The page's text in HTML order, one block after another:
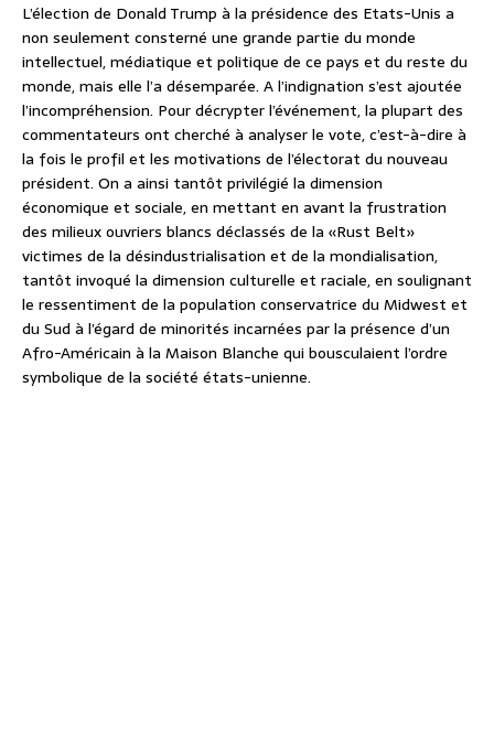
L’élection de Donald Trump à la présidence des Etats-Unis a
non seulement consterné une grande partie du monde
intellectuel, médiatique et politique de ce pays et du reste du
monde, mais elle l’a désemparée. A l’indignation s’est ajoutée
l’incompréhension. Pour décrypter l’événement, la plupart des
commentateurs ont cherché à analyser le vote, c’est-à-dire à
la fois le profil et les motivations de l’électorat du nouveau
président. On a ainsi tantôt privilégié la dimension
économique et sociale, en mettant en avant la frustration
des milieux ouvriers blancs déclassés de la «Rust Belt»
victimes de la désindustrialisation et de la mondialisation,
tantôt invoqué la dimension culturelle et raciale, en soulignant
le ressentiment de la population conservatrice du Midwest et
du Sud à l’égard de minorités incarnées par la présence d’un
Afro-Américain à la Maison Blanche qui bousculaient l’ordre
symbolique de la société états-unienne.